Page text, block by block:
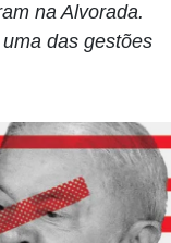
na Alvorada.
das gestões